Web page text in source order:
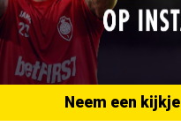
Neem een kijkje